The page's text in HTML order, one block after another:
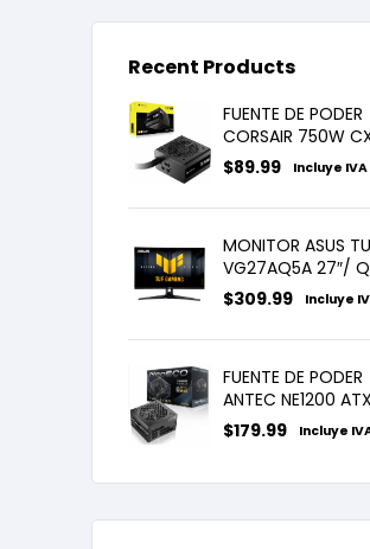
Recent Products
FUENTE DE PODER
CORSAIR 750W
750M 80 PLUS BRONZE
SEMI MODULAR
$89.99 Incluye IVA
MONITOR ASUS
VG27AQ5A 27″/
IPS/ 210Hz/ 0.3MS
$309.99 Incluye
FUENTE DE PODER
ANTEC NE1200
80 PLUS PLATINUM
12V 3.1 PCIE 5.1
$179.99 Incluye